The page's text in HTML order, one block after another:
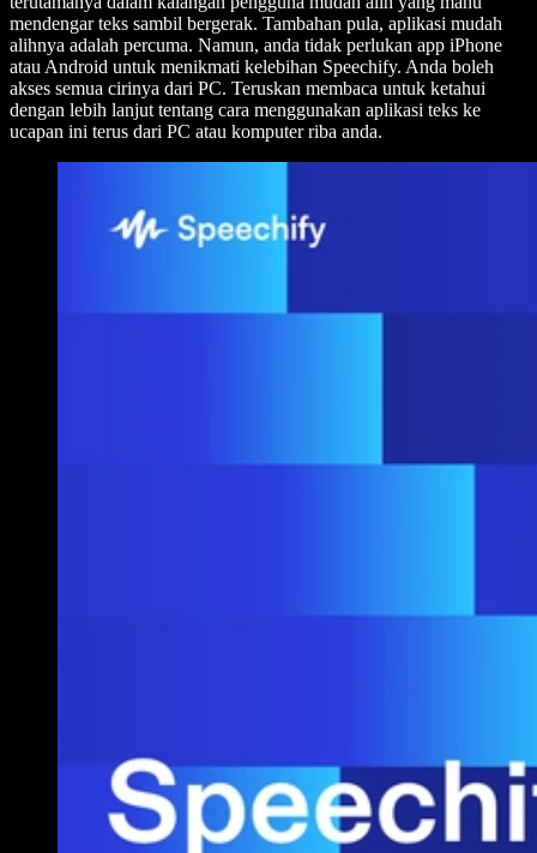
mendengar teks sambil bergerak. Tambahan pula, aplikasi mudah
alihnya adalah percuma. Namun, anda tidak perlukan app iPhone
atau Android untuk menikmati kelebihan Speechify. Anda boleh
akses semua cirinya dari PC. Teruskan membaca untuk ketahui
dengan lebih lanjut tentang cara menggunakan aplikasi teks ke
ucapan ini terus dari PC atau komputer riba anda.